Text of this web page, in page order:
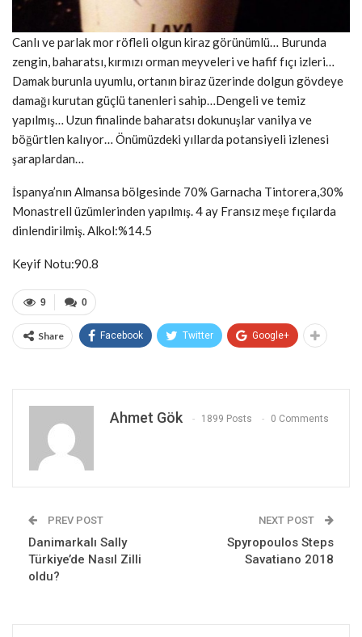
Canlı ve parlak mor röfleli olgun kiraz görünümlü… Burunda
zengin, baharatsı, kırmızı orman meyveleri ve hafif fıçı izleri…
Damak burunla uyumlu, ortanın biraz üzerinde dolgun gövdeye
damağı kurutan güçlü tanenleri sahip…Dengeli ve temiz
yapılmış… Uzun finalinde baharatsı dokunuşlar vanilya ve
böğürtlen kalıyor… Önümüzdeki yıllarda potansiyeli izlenesi
şaraplardan…
İspanya’nın Almansa bölgesinde 70% Garnacha Tintorera,30%
Monastrell üzümlerinden yapılmış. 4 ay Fransız meşe fıçılarda
dinlendirilmiş. Alkol:%14.5
Keyif Notu:90.8
0
9
Share Facebook Twitter Google+
Ahmet Gök 1899 Posts 0 Comments
PREV POST
Danimarkalı Sally
Türkiye’de Nasıl Zilli
oldu?
NEXT POST
Spyropoulos Steps
Savatiano 2018